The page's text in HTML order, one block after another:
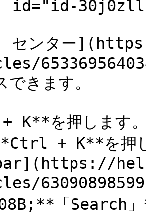
id="id-
センター
できます。
K**を押します
+ K**を押
「Search